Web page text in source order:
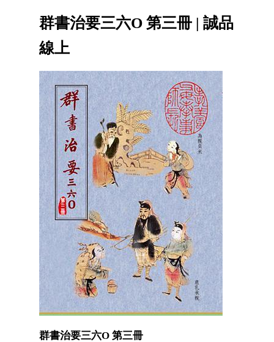
群書治要三六O 第三冊 | 誠品
線上
群書治要三六O 第三冊